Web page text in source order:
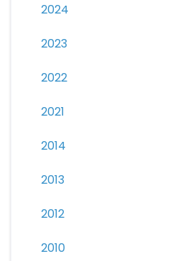
2024
2023
2022
2021
2014
2013
2012
2010